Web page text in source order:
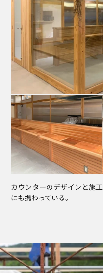
カウンターのデザインと施
にも携わっている。